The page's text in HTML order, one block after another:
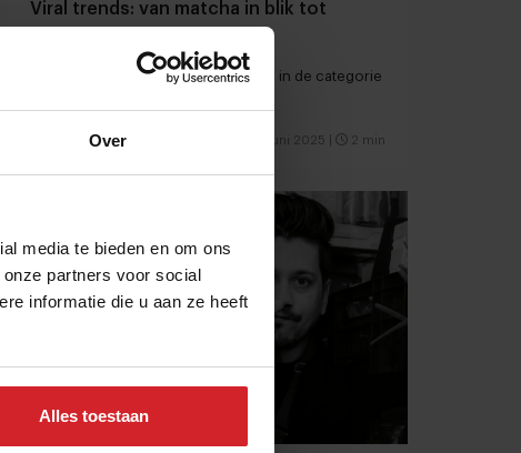
Over
media te bieden en om ons
partners voor social
informatie die u aan ze heeft
Alles toestaan
Viral trends: van matcha in blik tot
Deze week populair op social media in de categorie
13 juni 2025 2 min
Foodretail Concepten